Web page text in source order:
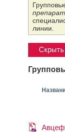
линии.
Скрыть